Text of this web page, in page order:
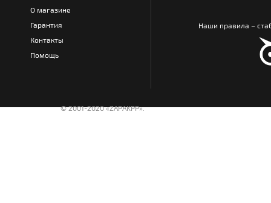
О магазине
Гарантия
Контакты
Помощь
Наши правила –
© 2001-2020 «ZAPAKPP».